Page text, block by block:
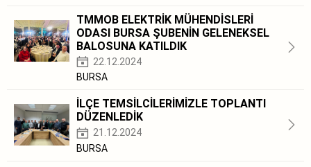
TMMOB ELEKTRİK MÜHENDİSLERİ
ODASI BURSA ŞUBENİN GELENEKSEL
BALOSUNA KATILDIK
22.12.2024
BURSA
İLÇE TEMSİLCİLERİMİZLE TOPLANTI
DÜZENLEDİK
21.12.2024
BURSA